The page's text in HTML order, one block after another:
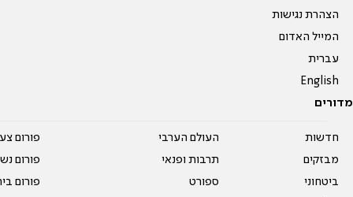
הצהרת נגישות
המייל האדום
עברית
English
מדורים
חדשות
מבזקים
ביטחוני
העולם הערבי
תרבות ופנאי
ספורט
פורום
פורום
פורום